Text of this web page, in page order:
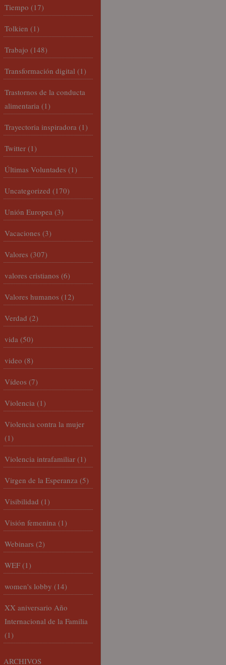
Tiempo (17)
Tolkien (1)
Trabajo (148)
Transformación digital (1)
Trastornos de la conducta
alimentaria (1)
Trayectoria inspiradora (1)
Twitter (1)
Últimas Voluntades (1)
Uncategorized (170)
Unión Europea (3)
Vacaciones (3)
Valores (307)
valores cristianos (6)
Valores humanos (12)
Verdad (2)
vida (50)
video (8)
Vídeos (7)
Violencia (1)
Violencia contra la mujer
(1)
Violencia intrafamiliar (1)
Virgen de la Esperanza (5)
Visibilidad (1)
Visión femenina (1)
Webinars (2)
WEF (1)
women's lobby (14)
XX aniversario Año
Internacional de la Familia
(1)
ARCHIVOS